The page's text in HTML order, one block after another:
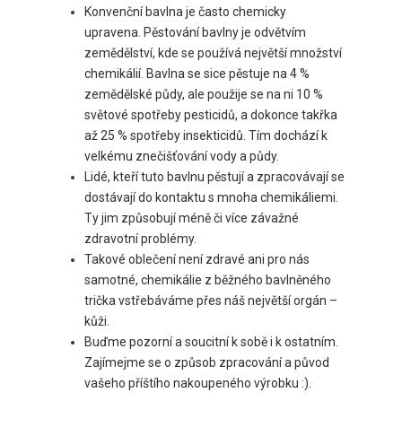
Konvenční bavlna je často chemicky
upravena. Pěstování bavlny je odvětvím
zemědělství, kde se používá největší množství
chemikálií. Bavlna se sice pěstuje na 4 %
zemědělské půdy, ale použije se na ni 10 %
světové spotřeby pesticidů, a dokonce takřka
až 25 % spotřeby insekticidů. Tím dochází k
velkému znečišťování vody a půdy.
Lidé, kteří tuto bavlnu pěstují a zpracovávají se
dostávají do kontaktu s mnoha chemikáliemi.
Ty jim způsobují méně či více závažné
zdravotní problémy.
Takové oblečení není zdravé ani pro nás
samotné, chemikálie z běžného bavlněného
trička vstřebáváme přes náš největší orgán –
kůži.
Buďme pozorní a soucitní k sobě i k ostatním.
Zajímejme se o způsob zpracování a původ
vašeho příštího nakoupeného výrobku :).